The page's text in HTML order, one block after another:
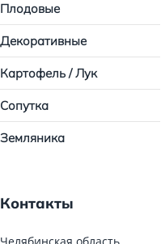
Плодовые
Декоративные
Картофель / Лук
Сопутка
Земляника
Контакты